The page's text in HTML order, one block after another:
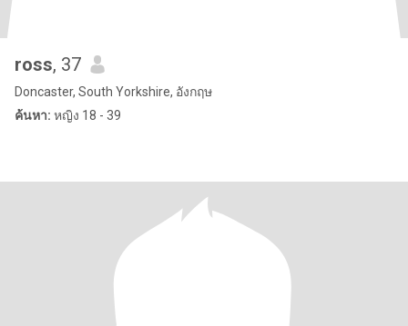
ross, 37
Doncaster, South Yorkshire, อังกฤษ
ค้นหา: หญิง 18 - 39